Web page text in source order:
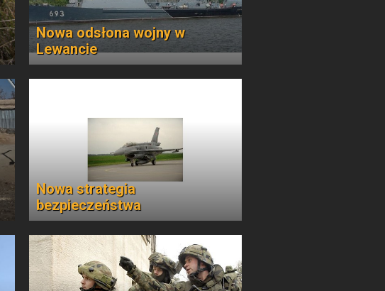
Nowa odsłona wojny w
Lewancie
Nowa strategia
bezpieczeństwa